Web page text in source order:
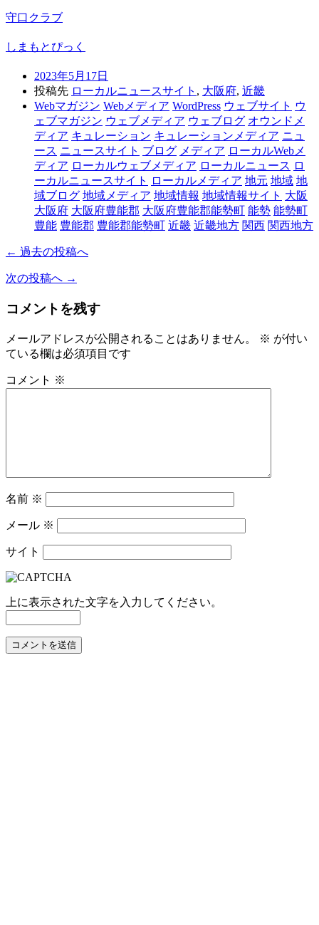
守口クラブ
しまもとぴっく
2023年5月17日
投稿先 ローカルニュースサイト , 大阪府, 近畿
Webマガジン Webメディア WordPress ウェブサイト ウ
ェブマガジン ウェブメディア ウェブログ オウンドメ
ディア キュレーション キュレーションメディア ニュ
ース ニュースサイト ブログ メディア ローカルWebメ
ディア ローカルウェブメディア ローカルニュース ロ
ーカルニュースサイト
ローカルメディア 地元 地域 地
域ブログ 地域メディア 地域情報 地域情報サイト 大阪
大阪府 大阪府豊能郡 大阪府豊能郡能勢町 能勢 能勢町
豊能 豊能郡 豊能郡能勢町 近畿 近畿地方 関西 関西地方
← 過去の投稿へ
次の投稿へ →
コメントを残す
メールアドレスが公開されることはありません。 ※ が付い
ている欄は必須項目です
コメント ※
名前 ※
メール ※
サイト
上に表示された文字を入力してください。